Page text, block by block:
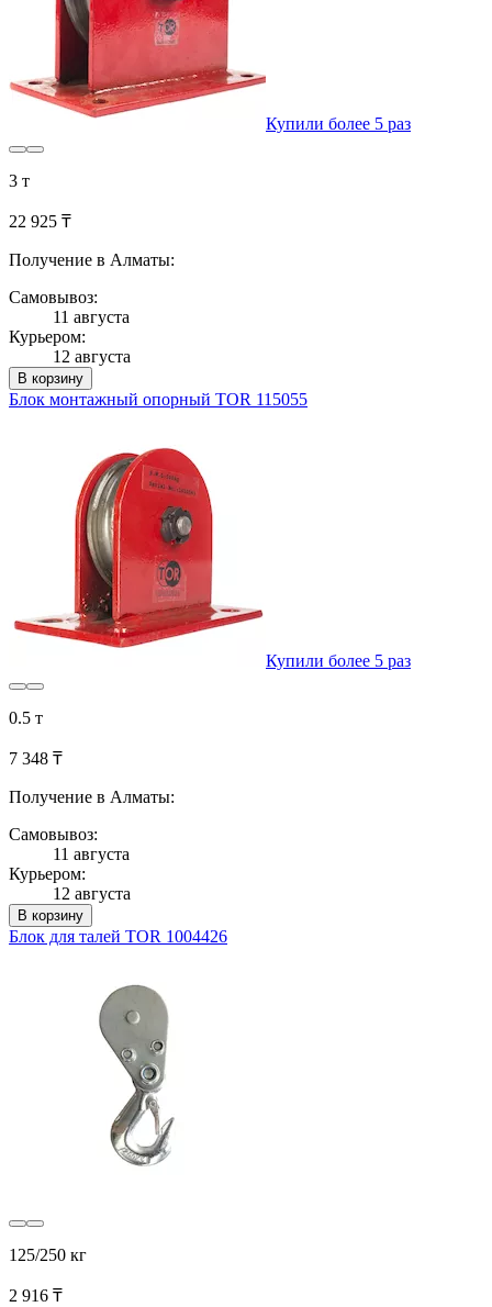
Купили более 5 раз
3 т
22 925 ₸
Получение в Алматы:
Самовывоз:
11 августа
Курьером:
12 августа
В корзину
Блок монтажный опорный TOR 115055
Купили более 5 раз
0.5 т
7 348 ₸
Получение в Алматы:
Самовывоз:
11 августа
Курьером:
12 августа
В корзину
Блок для талей TOR 1004426
125/250 кг
2 916 ₸